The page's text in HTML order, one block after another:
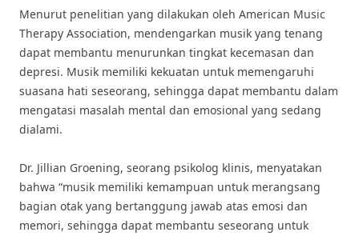
Menurut penelitian yang dilakukan oleh American Music
Therapy Association, mendengarkan musik yang tenang
dapat membantu menurunkan tingkat kecemasan dan
depresi. Musik memiliki kekuatan untuk memengaruhi
suasana hati seseorang, sehingga dapat membantu dalam
mengatasi masalah mental dan emosional yang sedang
dialami.
Dr. Jillian Groening, seorang psikolog klinis, menyatakan
bahwa “musik memiliki kemampuan untuk merangsang
bagian otak yang bertanggung jawab atas emosi dan
memori, sehingga dapat membantu seseorang untuk